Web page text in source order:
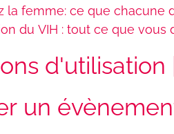
la femme: ce que chacune
du VIH : tout ce que vous
d'utilisation
un